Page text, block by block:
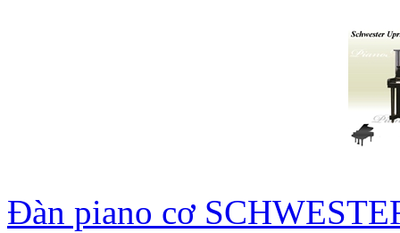
Đàn piano cơ